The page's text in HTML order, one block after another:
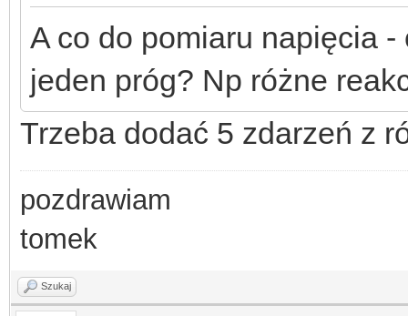
A co do pomiaru napięcia
jeden próg? Np różne
Trzeba dodać 5 zdarzeń z
pozdrawiam
tomek
Szukaj